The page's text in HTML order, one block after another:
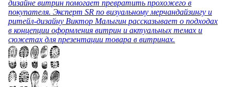
дизайне витрин помогает превратить прохожего в
покупателя. Эксперт SR по визуальному мерчандайзингу и
ритейл-дизайну Виктор Малыгин рассказывает о подходах
в концепции оформления витрин и актуальных темах и
сюжетах для презентации товара в витринах.